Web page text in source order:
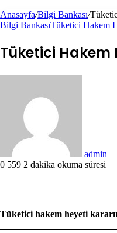
Anasayfa/Bilgi Bankası/
Bilgi BankasıTüketici Hakem
Tüketici Hakem
admin
0 559 2 dakika okuma süresi
Tüketici hakem heyeti